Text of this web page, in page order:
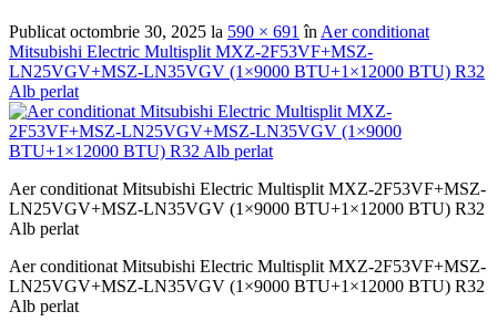
Publicat octombrie 30, 2025 la 590 × 691 în Aer conditionat
Mitsubishi Electric Multisplit MXZ-2F53VF+MSZ-
LN25VGV+MSZ-LN35VGV (1×9000 BTU+1×12000 BTU) R32
Alb perlat
Aer conditionat Mitsubishi Electric Multisplit MXZ-2F53VF+MSZ-
LN25VGV+MSZ-LN35VGV (1×9000 BTU+1×12000 BTU) R32
Alb perlat
Aer conditionat Mitsubishi Electric Multisplit MXZ-2F53VF+MSZ-
LN25VGV+MSZ-LN35VGV (1×9000 BTU+1×12000 BTU) R32
Alb perlat